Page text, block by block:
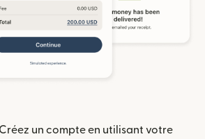
un compte en utilisant votre